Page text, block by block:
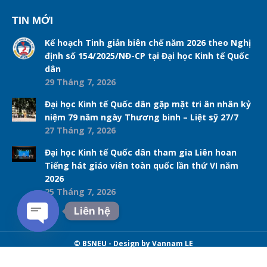
TIN MỚI
Kế hoạch Tinh giản biên chế năm 2026 theo Nghị
định số 154/2025/NĐ-CP tại Đại học Kinh tế Quốc
dân
29 Tháng 7, 2026
Đại học Kinh tế Quốc dân gặp mặt tri ân nhân kỷ
niệm 79 năm ngày Thương binh – Liệt sỹ 27/7
27 Tháng 7, 2026
Đại học Kinh tế Quốc dân tham gia Liên hoan
Tiếng hát giáo viên toàn quốc lần thứ VI năm
2026
25 Tháng 7, 2026
© BSNEU - Design by Vannam LE
Liên hệ